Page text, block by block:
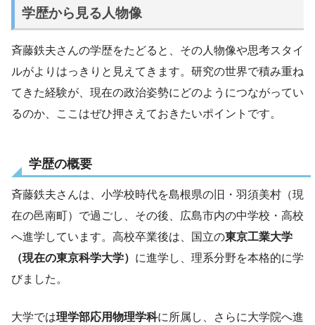
学歴から見る人物像
斉藤鉄夫さんの学歴をたどると、その人物像や思考スタイ
ルがよりはっきりと見えてきます。研究の世界で積み重ね
てきた経験が、現在の政治姿勢にどのようにつながってい
るのか、ここはぜひ押さえておきたいポイントです。
学歴の概要
斉藤鉄夫さんは、小学校時代を島根県の旧・羽須美村（現
在の邑南町）で過ごし、その後、広島市内の中学校・高校
へ進学しています。高校卒業後は、国立の東京工業大学
（現在の東京科学大学） に進学し、理系分野を本格的に学
びました。
大学では理学部応用物理学科に所属し、さらに大学院へ進